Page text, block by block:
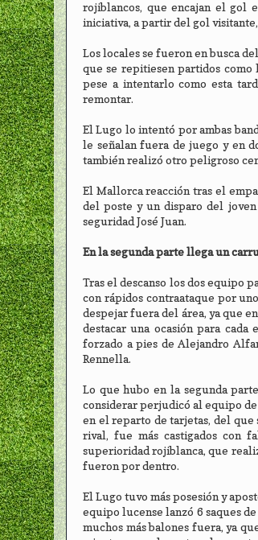
rojiblancos, que encajan el gol
iniciativa, a partir del gol
Los locales se fueron en busca
que se repitiesen partidos
pese a intentarlo como esta
remontar.
El Lugo lo intentó por ambas
le señalan fuera de juego y en
también realizó otro peligroso
El Mallorca reacción tras el
del poste y un disparo del
seguridad José Juan.
En la segunda parte llega un
Tras el descanso los dos equipo
con rápidos contraataque por
despejar fuera del área, ya que
destacar una ocasión para
forzado a pies de Alejandro
Rennella.
Lo que hubo en la segunda
considerar perjudicó al equipo de
en el reparto de tarjetas, del que
rival, fue más castigados con
superioridad rojiblanca, que
fueron por dentro.
El Lugo tuvo más posesión y
equipo lucense lanzó 6 saques
muchos más balones fuera, ya